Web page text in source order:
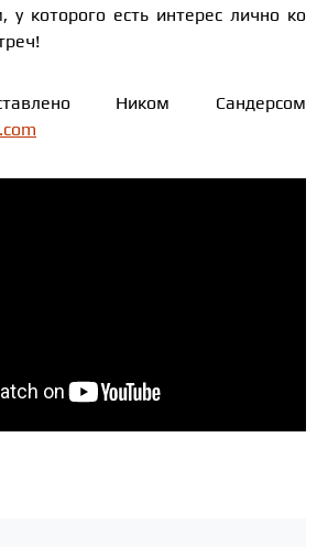
у которого есть интерес лично ко
Ником Сандерсом